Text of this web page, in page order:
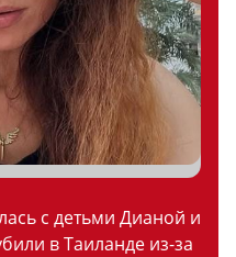
с детьми Дианой и
в Таиланде из-за